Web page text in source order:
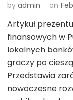
by admin on
Artykuł
finansowych w
lokalnych
graczy po
Przedstawia
nowoczesne